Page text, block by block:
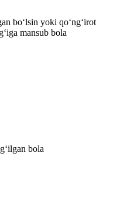
bo‘lsin yoki qo‘ng‘irot
mansub bola
bola